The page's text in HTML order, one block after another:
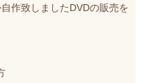
作致しましたDVDの販売を